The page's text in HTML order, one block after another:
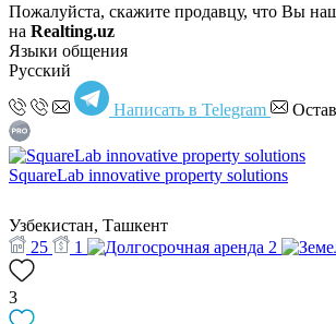
Пожалуйста, скажите продавцу, что Вы
на Realting.uz
Языки общения
Русский
Написать в Telegram
SquareLab innovative property solutions
Узбекистан, Ташкент
25
1 2
3